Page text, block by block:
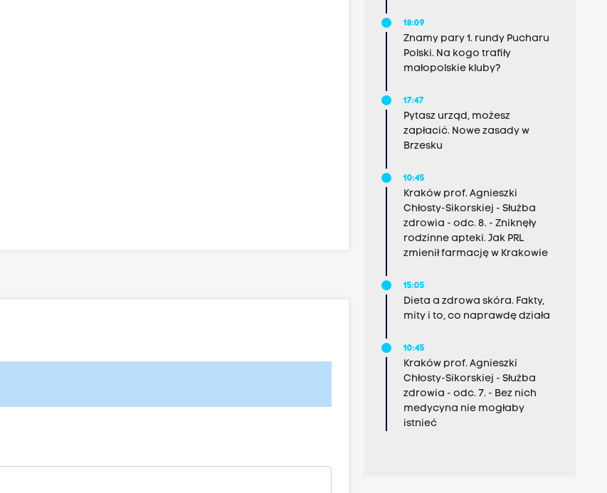
18:09
Znamy pary 1. rundy Pucharu
Polski. Na kogo trafiły
małopolskie kluby?
17:47
Pytasz urząd, możesz
zapłacić. Nowe zasady w
Brzesku
10:45
Kraków prof. Agnieszki
Chłosty-Sikorskiej - Służba
zdrowia - odc. 8. - Zniknęły
rodzinne apteki. Jak PRL
zmienił farmację w Krakowie
15:05
Dieta a zdrowa skóra. Fakty,
mity i to, co naprawdę działa
10:45
Kraków prof. Agnieszki
Chłosty-Sikorskiej - Służba
zdrowia - odc. 7. - Bez nich
medycyna nie mogłaby
istnieć